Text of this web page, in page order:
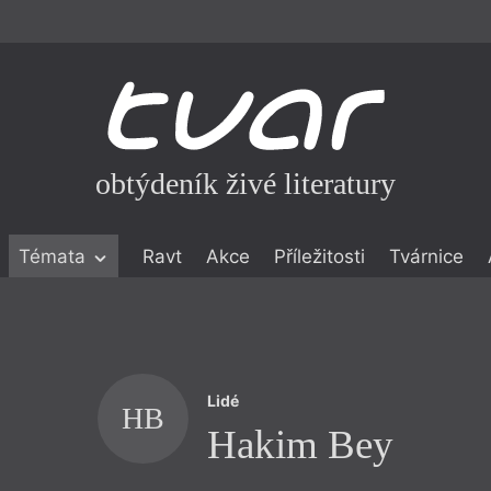
obtýdeník živé literatury
Témata Ravt Akce Příležitosti Tvárnice
HB Lidé
Hakim Bey